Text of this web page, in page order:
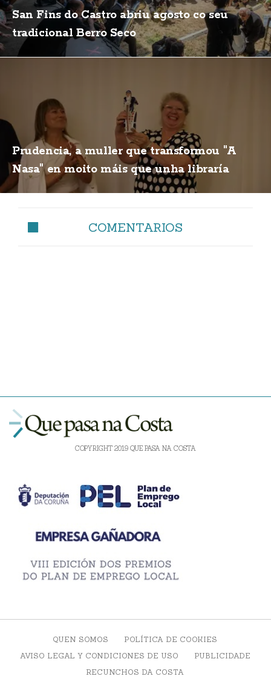
San Fins do Castro abriu agosto co seu
tradicional Berro Seco
Prudencia, a muller que transformou "A
Nasa" en moito máis que unha libraría
COMENTARIOS
COPYRIGHT 2019 QUE PASA NA COSTA
QUEN SOMOS
POLÍTICA DE COOKIES
AVISO LEGAL Y CONDICIONES DE USO
PUBLICIDADE
RECUNCHOS DA COSTA